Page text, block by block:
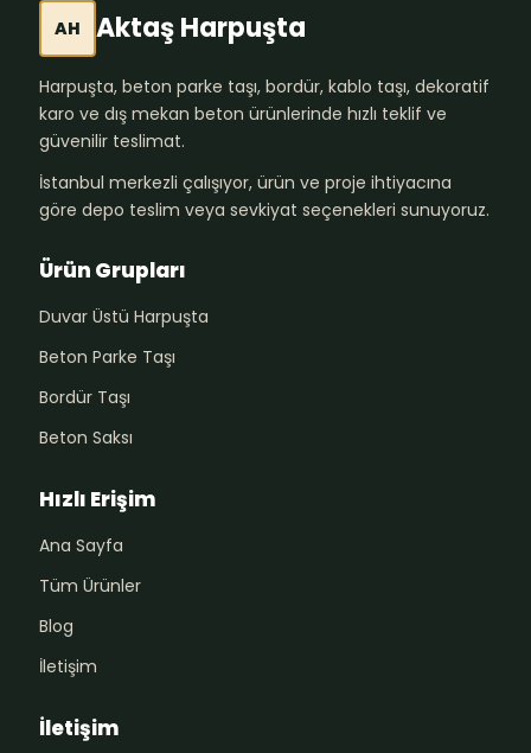
AH Aktaş Harpuşta
Harpuşta, beton parke taşı, bordür, kablo taşı, dekoratif
karo ve dış mekan beton ürünlerinde hızlı teklif ve
güvenilir teslimat.
İstanbul merkezli çalışıyor, ürün ve proje ihtiyacına
göre depo teslim veya sevkiyat seçenekleri sunuyoruz.
Ürün Grupları
Duvar Üstü Harpuşta
Beton Parke Taşı
Bordür Taşı
Beton Saksı
Hızlı Erişim
Ana Sayfa
Tüm Ürünler
Blog
İletişim
İletişim